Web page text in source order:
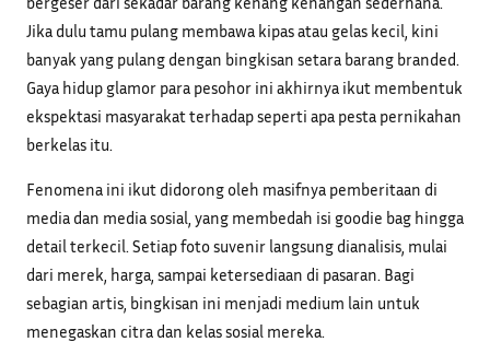
Jika dulu tamu pulang membawa kipas atau gelas kecil, kini
banyak yang pulang dengan bingkisan setara barang branded.
Gaya hidup glamor para pesohor ini akhirnya ikut membentuk
ekspektasi masyarakat terhadap seperti apa pesta pernikahan
berkelas itu.
Fenomena ini ikut didorong oleh masifnya pemberitaan di
media dan media sosial, yang membedah isi goodie bag hingga
detail terkecil. Setiap foto suvenir langsung dianalisis, mulai
dari merek, harga, sampai ketersediaan di pasaran. Bagi
sebagian artis, bingkisan ini menjadi medium lain untuk
menegaskan citra dan kelas sosial mereka.